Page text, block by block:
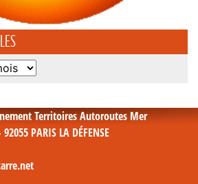
Territoires Autoroutes Mer
PARIS LA DÉFENSE